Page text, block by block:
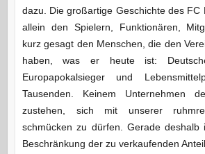
dazu. Die großartige Geschichte des FC
allein den Spielern, Funktionären,
kurz gesagt den Menschen, die den
haben, was er heute ist:
Europapokalsieger und
Tausenden. Keinem Unternehmen
zustehen, sich mit unserer
schmücken zu dürfen. Gerade deshalb
Beschränkung der zu verkaufenden